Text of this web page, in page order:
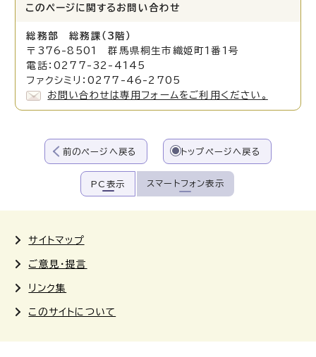
このページに関する お問い合わせ
総務部 総務課（3階）
〒376-8501 群馬県桐生市織姫町1番1号
電話：0277-32-4145
ファクシミリ：0277-46-2705
お問い合わせは専用フォームをご利用ください。
前のページへ戻る トップページへ戻る
PC表示 スマートフォン表示
サイトマップ
ご意見・提言
リンク集
このサイトについて